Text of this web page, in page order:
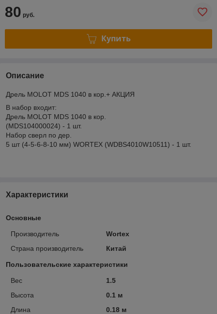
80 руб.
Купить
Описание
Дрель MOLOT MDS 1040 в кор.+ АКЦИЯ
В набор входит:
Дрель MOLOT MDS 1040 в кор.
(MDS104000024) - 1 шт.
Набор сверл по дер.
5 шт (4-5-6-8-10 мм) WORTEX (WDBS4010W10511) - 1 шт.
Характеристики
Основные
Производитель
Wortex
Страна производитель
Китай
Пользовательские характеристики
Вес
1.5
Высота
0.1 м
Длина
0.18 м